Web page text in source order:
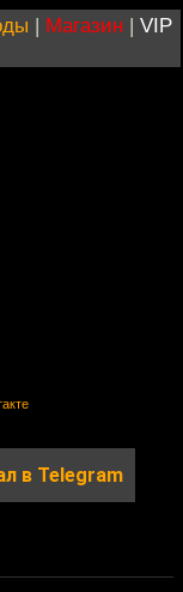
| Магазин | VIP
в Telegram